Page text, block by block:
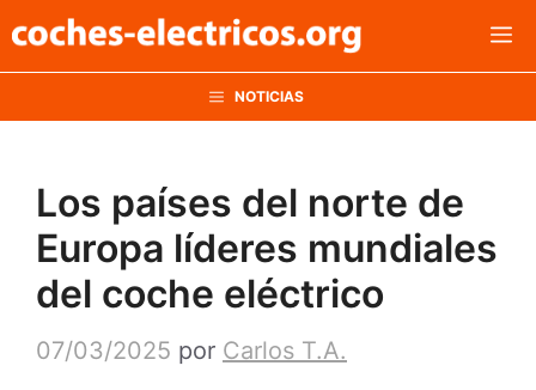
al
NOTICIAS
Los países del norte de
Europa líderes mundiales
del coche eléctrico
07/03/2025 por Carlos T.A.